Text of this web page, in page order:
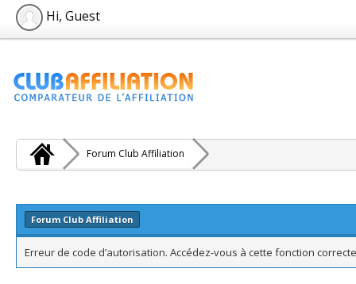
Hi, Guest
Forum Club Affiliation
Forum Club Affiliation
Erreur de code d’autorisation. Accédez-vous à cette fonction